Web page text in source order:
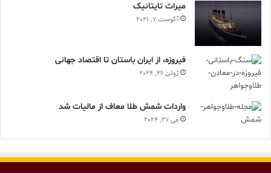
ميراث تايتانيک
آگوست 7, 2021
فیروزه، از ایران باستان تا اقتصاد جهانی
ژوئن 26, 2024
واردات شمش طلا معاف از مالیات شد
می 27, 2024